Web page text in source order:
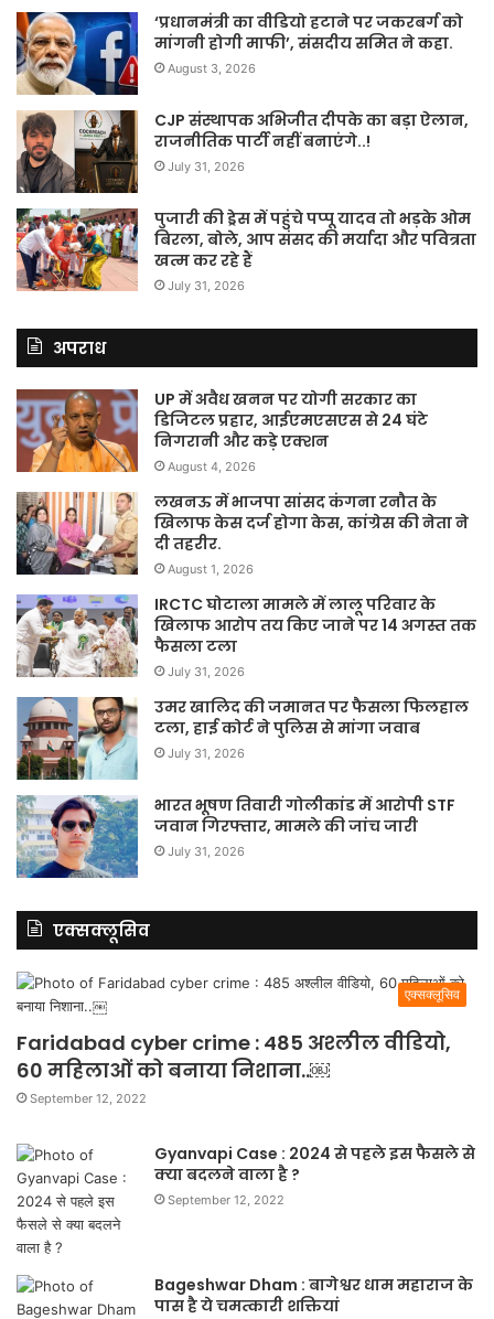
‘प्रधानमंत्री का वीडियो हटाने पर जकरबर्ग को
मांगनी होगी माफी’, संसदीय समित ने कहा.
August 3, 2026
CJP संस्थापक अभिजीत दीपके का बड़ा ऐलान,
राजनीतिक पार्टी नहीं बनाएंगे..!
July 31, 2026
पुजारी की ड्रेस में पहुंचे पप्पू यादव तो भड़के ओम
बिरला, बोले, आप संसद की मर्यादा और पवित्रता
खत्म कर रहे हैं
July 31, 2026
अपराध
UP में अवैध खनन पर योगी सरकार का
डिजिटल प्रहार, आईएमएसएस से 24 घंटे
निगरानी और कड़े एक्शन
August 4, 2026
लखनऊ में भाजपा सांसद कंगना रनौत के
खिलाफ केस दर्ज होगा केस, कांग्रेस की नेता ने
दी तहरीर.
August 1, 2026
IRCTC घोटाला मामले में लालू परिवार के
खिलाफ आरोप तय किए जाने पर 14 अगस्त तक
फैसला टला
July 31, 2026
उमर खालिद की जमानत पर फैसला फिलहाल
टला, हाई कोर्ट ने पुलिस से मांगा जवाब
July 31, 2026
भारत भूषण तिवारी गोलीकांड में आरोपी STF
जवान गिरफ्तार, मामले की जांच जारी
July 31, 2026
एक्सक्लूसिव
एक्सक्लूसिव
Faridabad cyber crime : 485 अश्लील वीडियो,
60 महिलाओं को बनाया निशाना..￼
September 12, 2022
Gyanvapi Case : 2024 से पहले इस फैसले से
क्या बदलने वाला है ?
September 12, 2022
Bageshwar Dham : बागेश्वर धाम महाराज के
पास है ये चमत्कारी शक्तियां